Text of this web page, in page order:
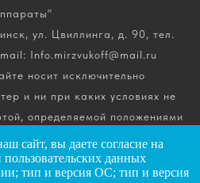
сайт, вы даете согласие на
данных
тип и версия ОС; тип и версия
ул. Цвиллинга, д. 90, тел.
Info.mirzvukoff@mail.ru
носит исключительно
и ни при каких условиях не
определяемой положениями
кодекса РФ. Получить
стоимости, комплектации и
вы можете по телефону горячей